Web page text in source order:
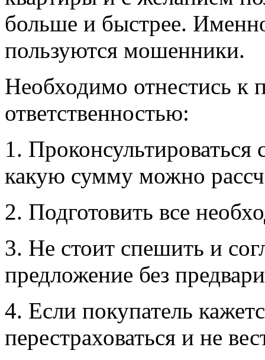
больше и быстрее.
пользуются мошенники.
Необходимо отнестись к
ответственностью:
1. Проконсультироваться
какую сумму можно
2. Подготовить все
3. Не стоит спешить и
предложение без
4. Если покупатель
перестраховаться и не